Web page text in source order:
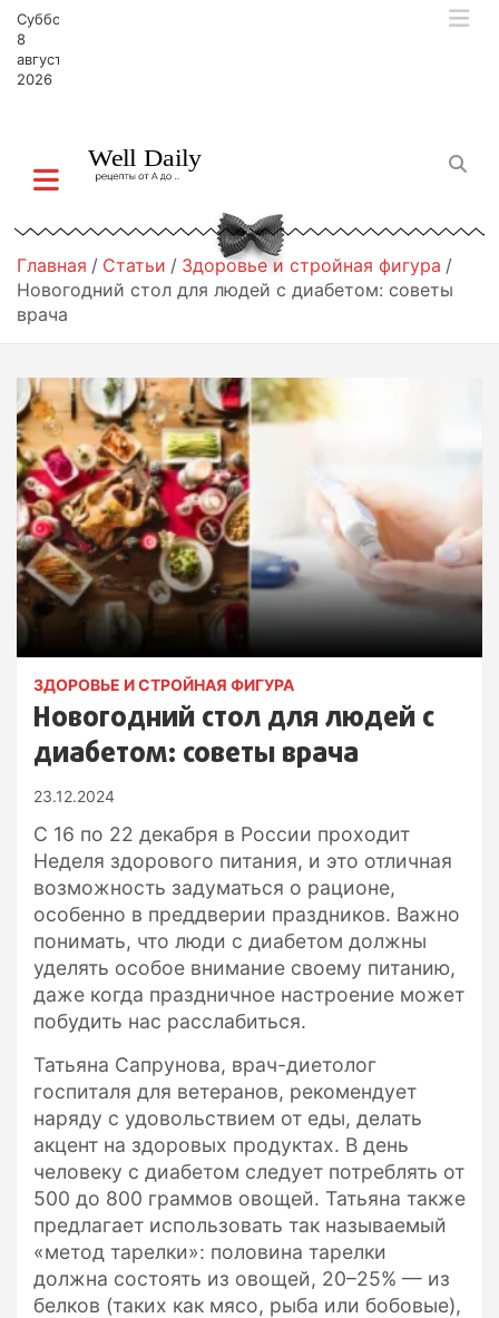
Суббота,
8
августа,
2026
Главная Статьи
Здоровье и стройная фигура
Новогодний стол для людей с диабетом: советы
врача
ЗДОРОВЬЕ И СТРОЙНАЯ ФИГУРА
Новогодний стол для людей с
диабетом: советы врача
23.12.2024
С 16 по 22 декабря в России проходит
Неделя здорового питания, и это отличная
возможность задуматься о рационе,
особенно в преддверии праздников. Важно
понимать, что люди с диабетом должны
уделять особое внимание своему питанию,
даже когда праздничное настроение может
побудить нас расслабиться.
Татьяна Сапрунова, врач-диетолог
госпиталя для ветеранов, рекомендует
наряду с удовольствием от еды, делать
акцент на здоровых продуктах. В день
человеку с диабетом следует потреблять от
500 до 800 граммов овощей. Татьяна также
предлагает использовать так называемый
«метод тарелки»: половина тарелки
должна состоять из овощей, 20–25% — из
белков (таких как мясо, рыба или бобовые),